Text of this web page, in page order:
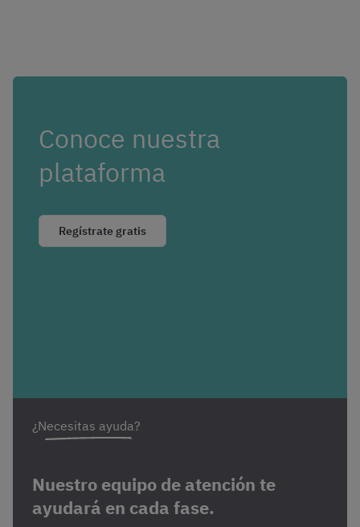
Conoce nuestra
plataforma
Regístrate gratis
¿Necesitas ayuda?
Nuestro equipo de atención te
ayudará en cada fase.